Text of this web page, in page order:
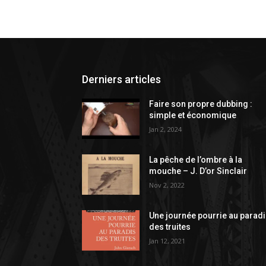
Derniers articles
Faire son propre dubbing :
simple et économique
Jan 2, 2024
La pêche de l’ombre à la
mouche – J. D’or Sinclair
Nov 2, 2022
Une journée pourrie au
des truites
Jan 12, 2021